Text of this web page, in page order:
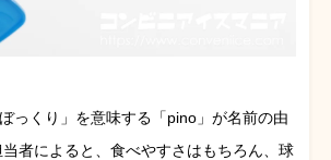
っくり」を意味する「pino」が名前の由
者によると、食べやすさはもちろん、球